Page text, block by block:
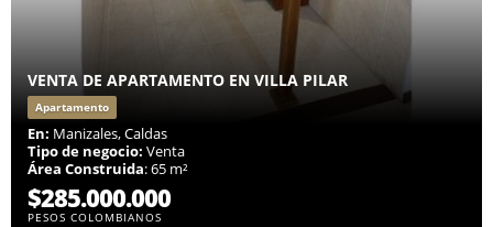
VENTA DE APARTAMENTO EN VILLA PILAR
Apartamento
En: Manizales, Caldas
Tipo de negocio: Venta
Área Construida: 65 m²
$285.000.000
PESOS COLOMBIANOS